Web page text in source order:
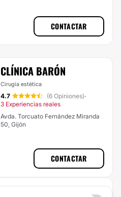
CONTACTAR
CLÍNICA BARÓN
Cirugía estética
4.7 (6 Opiniones)·
3 Experiencias reales
Avda. Torcuato Fernández Miranda
50, Gijón
CONTACTAR